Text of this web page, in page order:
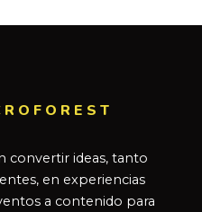
convertir ideas, tanto
en experiencias
a contenido para